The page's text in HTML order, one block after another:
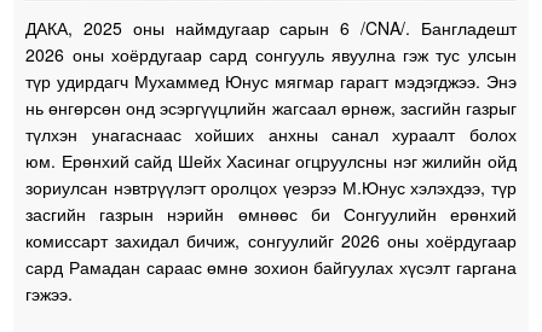
ДАКА, 2025 оны наймдугаар сарын 6 /CNA/. Бангладешт
2026 оны хоёрдугаар сард сонгууль явуулна гэж тус улсын
түр удирдагч Мухаммед Юнус мягмар гарагт мэдэгджээ. Энэ
нь өнгөрсөн онд эсэргүүцлийн жагсаал өрнөж, засгийн газрыг
түлхэн унагаснаас хойших анхны санал хураалт болох
юм. Ерөнхий сайд Шейх Хасинаг огцруулсны нэг жилийн ойд
зориулсан нэвтрүүлэгт оролцох үеэрээ М.Юнус хэлэхдээ, түр
засгийн газрын нэрийн өмнөөс би Сонгуулийн ерөнхий
комиссарт захидал бичиж, сонгуулийг 2026 оны хоёрдугаар
сард Рамадан сараас өмнө зохион байгуулах хүсэлт гаргана
гэжээ.